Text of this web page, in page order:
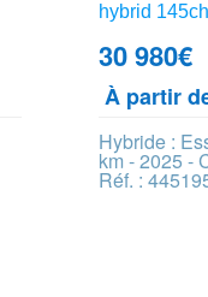
hybrid
30 980€
À partir
Hybride :
km - 2025 -
Réf. :